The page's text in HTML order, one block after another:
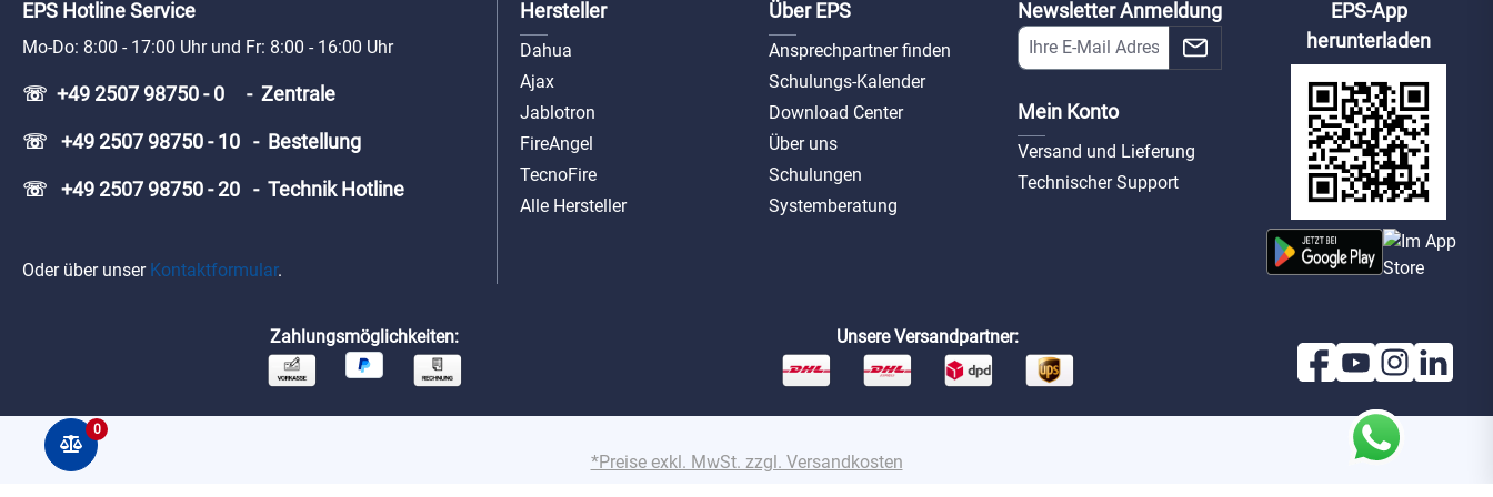
EPS Hotline Service
Mo-Do: 8:00 - 17:00 Uhr und Fr: 8:00 - 16:00 Uhr
☏ +49 2507 98750 - 0 - Zentrale
☏ +49 2507 98750 - 10 - Bestellung
☏ +49 2507 98750 - 20 - Technik Hotline
Oder über unser Kontaktformular.
Hersteller
Dahua
Ajax
Jablotron
FireAngel
TecnoFire
Alle Hersteller
Über EPS
Ansprechpartner finden
Schulungs-Kalender
Download Center
Über uns
Schulungen
Systemberatung
Newsletter Anmeldung
Mein Konto
Versand und Lieferung
Technischer Support
EPS-App
herunterladen
Zahlungsmöglichkeiten: Unsere Versandpartner:
*Preise exkl. MwSt. zzgl. Versandkosten
0